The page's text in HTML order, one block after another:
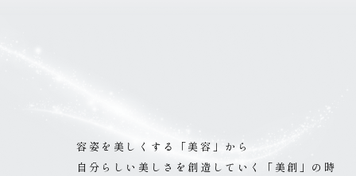
容姿を美しくする「美容」から
自分らしい美しさを創造していく「美創」の時